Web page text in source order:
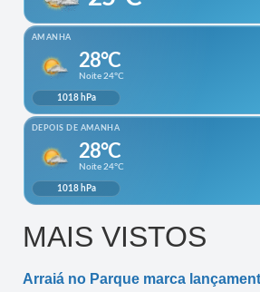
MAIS VISTOS
Arraiá no Parque marca